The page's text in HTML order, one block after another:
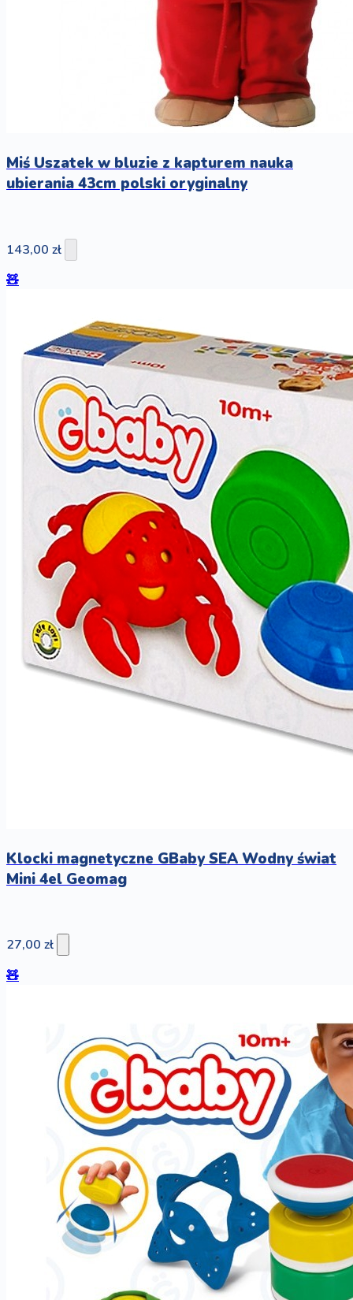
Miś Uszatek w bluzie z kapturem nauka
ubierania 43cm polski oryginalny
143,00 zł
🧸
Klocki magnetyczne GBaby SEA Wodny świat
Mini 4el Geomag
27,00 zł
🧸